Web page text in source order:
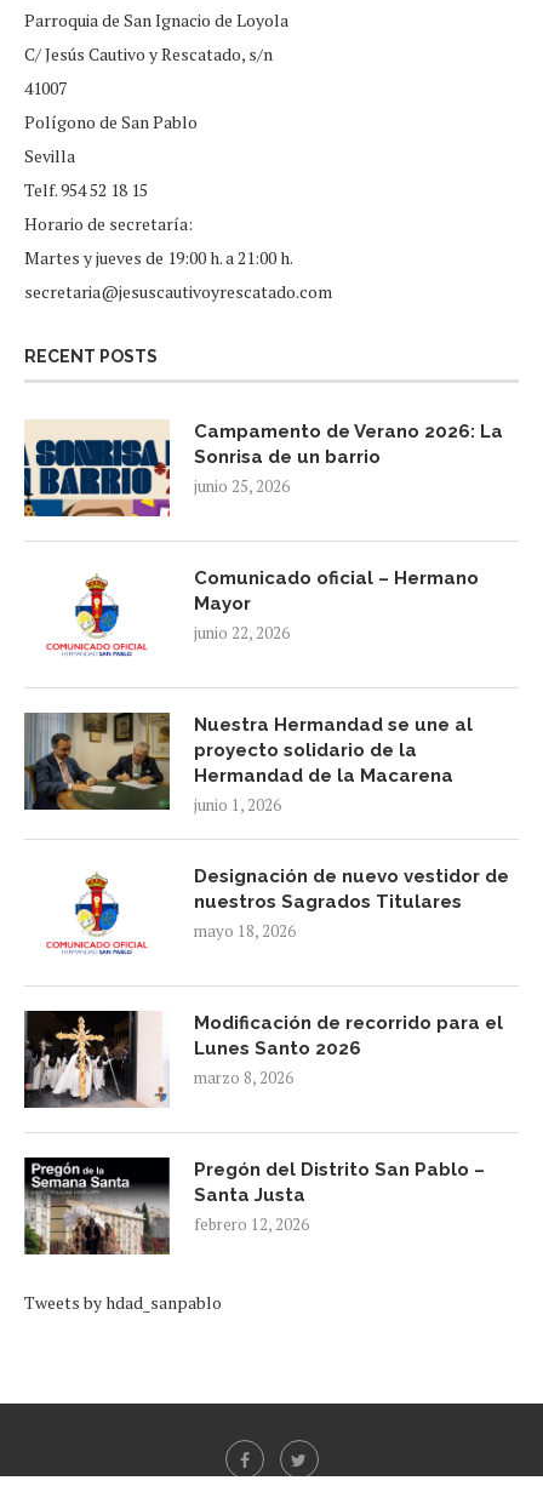
Parroquia de San Ignacio de Loyola
C/ Jesús Cautivo y Rescatado, s/n
41007
Polígono de San Pablo
Sevilla
Telf. 954 52 18 15
Horario de secretaría:
Martes y jueves de 19:00 h. a 21:00 h.
secretaria@jesuscautivoyrescatado.com
RECENT POSTS
Campamento de Verano 2026: La
Sonrisa de un barrio
junio 25, 2026
Comunicado oficial – Hermano
Mayor
junio 22, 2026
Nuestra Hermandad se une al
proyecto solidario de la
Hermandad de la Macarena
junio 1, 2026
Designación de nuevo vestidor de
nuestros Sagrados Titulares
mayo 18, 2026
Modificación de recorrido para el
Lunes Santo 2026
marzo 8, 2026
Pregón del Distrito San Pablo –
Santa Justa
febrero 12, 2026
Tweets by hdad_sanpablo